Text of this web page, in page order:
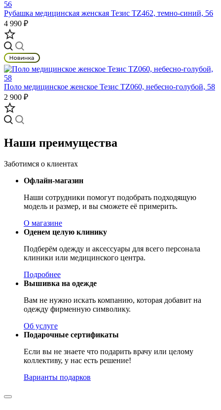
Рубашка медицинская женская Тезис TZ462, темно-синий, 56
4 990 ₽
Поло медицинское женское Тезис TZ060, небесно-голубой, 58
2 900 ₽
Наши преимущества
Заботимся о клиентах
Офлайн-магазин
Наши сотрудники помогут подобрать подходящую
модель и размер, и вы сможете её примерить.
О магазине
Оденем целую клинику
Подберём одежду и аксессуары для всего персонала
клиники или медицинского центра.
Подробнее
Вышивка на одежде
Вам не нужно искать компанию, которая добавит на
одежду фирменную символику.
Об услуге
Подарочные сертификаты
Если вы не знаете что подарить врачу или целому
коллективу, у нас есть решение!
Варианты подарков